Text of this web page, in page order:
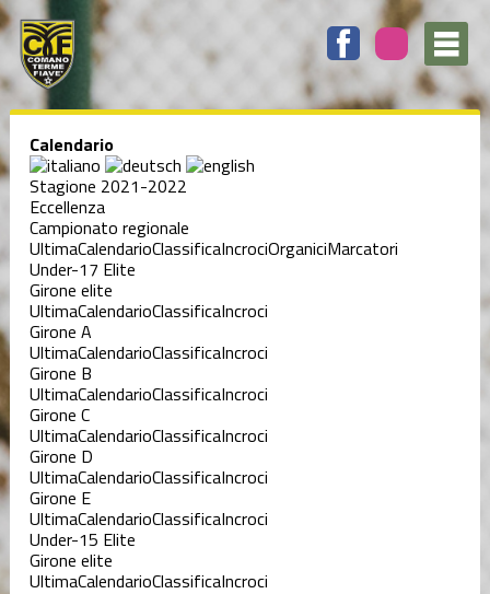
Calendario
Stagione 2021-2022
Eccellenza
Campionato regionale
UltimaCalendarioClassificaIncrociOrganiciMarcatori
Under-17 Elite
Girone elite
UltimaCalendarioClassificaIncroci
Girone A
UltimaCalendarioClassificaIncroci
Girone B
UltimaCalendarioClassificaIncroci
Girone C
UltimaCalendarioClassificaIncroci
Girone D
UltimaCalendarioClassificaIncroci
Girone E
UltimaCalendarioClassificaIncroci
Under-15 Elite
Girone elite
UltimaCalendarioClassificaIncroci